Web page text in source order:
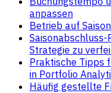
anpassen
Betrieb auf
Saisonabschluss-
Strategie zu
Praktische Tipps
in Portfolio
Häufig gestellte